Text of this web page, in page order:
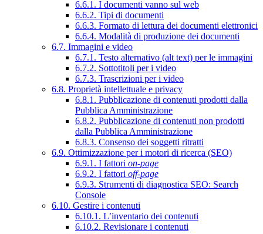
6.6.1. I documenti vanno sul web
6.6.2. Tipi di documenti
6.6.3. Formato di lettura dei documenti elettronici
6.6.4. Modalità di produzione dei documenti
6.7. Immagini e video
6.7.1. Testo alternativo (alt text) per le immagini
6.7.2. Sottotitoli per i video
6.7.3. Trascrizioni per i video
6.8. Proprietà intellettuale e privacy
6.8.1. Pubblicazione di contenuti prodotti dalla
Pubblica Amministrazione
6.8.2. Pubblicazione di contenuti non prodotti
dalla Pubblica Amministrazione
6.8.3. Consenso dei soggetti ritratti
6.9. Ottimizzazione per i motori di ricerca (SEO)
6.9.1. I fattori on-page
6.9.2. I fattori off-page
6.9.3. Strumenti di diagnostica SEO: Search
Console
6.10. Gestire i contenuti
6.10.1. L’inventario dei contenuti
6.10.2. Revisionare i contenuti